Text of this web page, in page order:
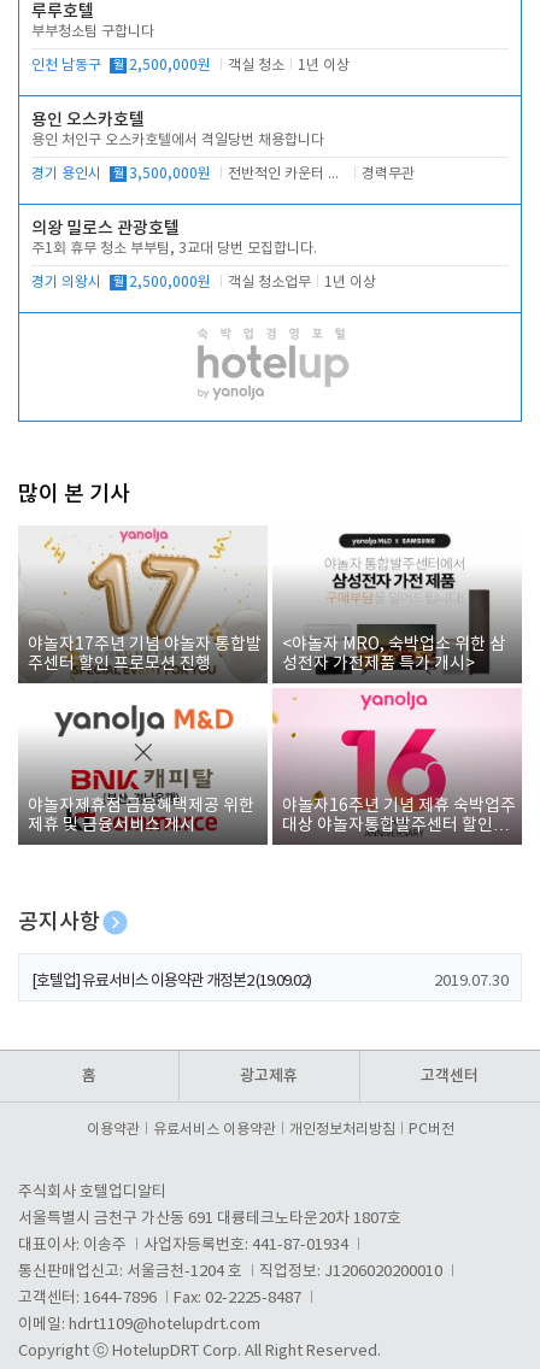
루루호텔
부부청소팀 구합니다
인천 남동구 월 2,500,000원 객실 청소 1년 이상
용인 오스카호텔
용인 처인구 오스카호텔에서 격일당번 채용합니다
경기 용인시 월 3,500,000원 전반적인 카운터 업무 경력무관
의왕 밀로스 관광호텔
주1회 휴무 청소 부부팀, 3교대 당번 모집합니다.
경기 의왕시 월 2,500,000원 객실 청소업무 1년 이상
많이 본 기사
야놀자17주년 기념 야놀자 통합발
주센터 할인 프로모션 진행
<야놀자 MRO, 숙박업소 위한 삼
성전자 가전제품 특가 개시>
야놀자제휴점 금융혜택제공 위한
제휴 및 금융서비스 게시
야놀자16주년 기념 제휴 숙박업주
대상 야놀자통합발주센터 할인쿠
폰 증정
공지사항
[호텔업] 개인정보 처리방침 개정본1 (19.09.02)
[호텔업] 유료서비스 이용약관 개정본2 (19.09.02) 2019.07.30
홈 광고제휴 고객센터
이용약관 유료서비스 이용약관 개인정보처리방침 PC버전
주식회사 호텔업디알티
서울특별시 금천구 가산동 691 대륭테크노타운20차 1807호
대표이사: 이송주
사업자등록번호: 441-87-01934
통신판매업신고: 서울금천-1204 호
직업정보: J1206020200010
고객센터: 1644-7896
Fax: 02-2225-8487
이메일: hdrt1109@hotelupdrt.com
Copyright ⓒ HotelupDRT Corp. All Right Reserved.